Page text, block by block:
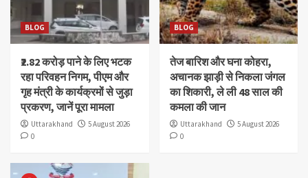
BLOG
₹2.82 करोड़ पाने के लिए भटक
रहा परिवहन निगम, पीएम और
गृह मंत्री के कार्यक्रमों से जुड़ा
प्रकरण, जानें पूरा मामला
Uttarakhand
5 August 2026
0
BLOG
तेज बारिश और घना कोहरा,
अचानक झाड़ी से निकला जंगल
का शिकारी, ले ली 48 साल की
कमला की जान
Uttarakhand
5 August 2026
0